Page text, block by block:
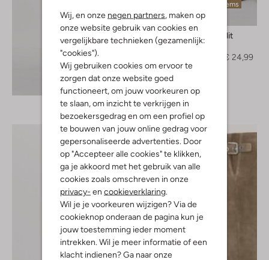
Wij, en onze negen partners, maken op
onze website gebruik van cookies en
vergelijkbare technieken (gezamenlijk:
"cookies").
Wij gebruiken cookies om ervoor te
zorgen dat onze website goed
functioneert, om jouw voorkeuren op
te slaan, om inzicht te verkrijgen in
bezoekersgedrag en om een profiel op
te bouwen van jouw online gedrag voor
gepersonaliseerde advertenties. Door
op "Accepteer alle cookies" te klikken,
ga je akkoord met het gebruik van alle
cookies zoals omschreven in onze
privacy- en cookieverklaring.
Wil je je voorkeuren wijzigen? Via de
cookieknop onderaan de pagina kun je
jouw toestemming ieder moment
intrekken. Wil je meer informatie of een
klacht indienen? Ga naar onze
Ontdek de look
Laatste items
-50%
Rouge Edit
Short
€ 24,99